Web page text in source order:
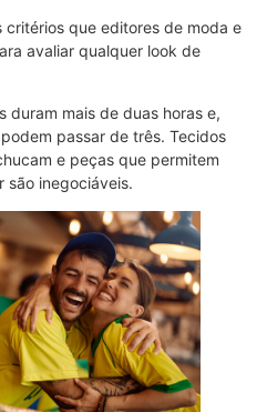
critérios que editores de moda e
avaliar qualquer look de
duram mais de duas horas e,
passar de três. Tecidos
e peças que permitem
são inegociáveis.